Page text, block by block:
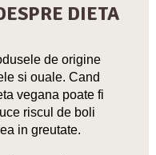
DIETA
de origine
si ouale. Cand
vegana poate fi
riscul de boli
in greutate.